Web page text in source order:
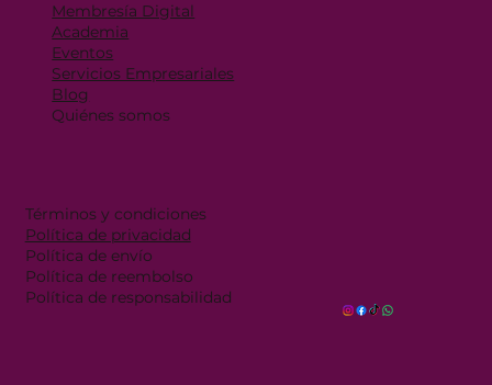
Membresía Digital
Academia
Eventos
Servicios Empresariales
Blog
Quiénes somos
Términos y condiciones
Política de privacidad
Política de envío
Política de reembolso
Política de responsabilidad